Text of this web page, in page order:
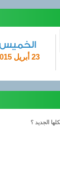
23 أبريل 2015
الجديد ؟